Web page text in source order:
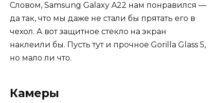
Словом, Samsung Galaxy A22 нам понравился —
да так, что мы даже не стали бы прятать его в
чехол. А вот защитное стекло на экран
наклеили бы. Пусть тут и прочное Gorilla Glass 5,
но мало ли что.
Камеры